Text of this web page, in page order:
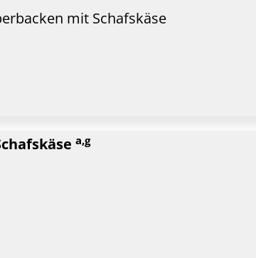
mit Schafskäse
a,g